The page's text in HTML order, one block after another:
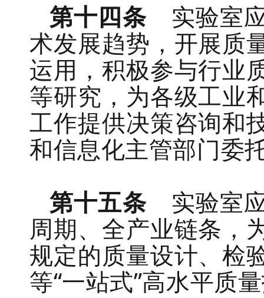
第十四条
实验室
术发展趋势，开展质
运用， 积极参与行业
等研究， 为各级工业
工作提供决策咨询和
和信息化主管部门委
第十五条
实验室
周期、全产业链条 ，
规定的质量设计、检
等“一站式”高水平质